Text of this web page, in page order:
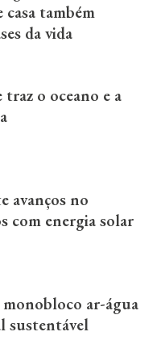
também
da vida
o oceano e a
avanços no
com energia solar
ar-água
sustentável